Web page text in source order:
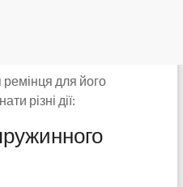
ремінця для його
різні дії: